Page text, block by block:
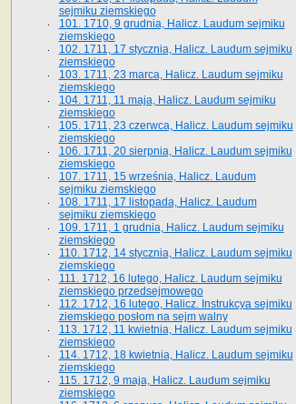
sejmiku ziemskiego
101. 1710, 9 grudnia, Halicz. Laudum sejmiku
ziemskiego
102. 1711, 17 stycznia, Halicz. Laudum sejmiku
ziemskiego
103. 1711, 23 marca, Halicz. Laudum sejmiku
ziemskiego
104. 1711, 11 maja, Halicz. Laudum sejmiku
ziemskiego
105. 1711, 23 czerwca, Halicz. Laudum sejmiku
ziemskiego
106. 1711, 20 sierpnia, Halicz. Laudum sejmiku
ziemskiego
107. 1711, 15 września, Halicz. Laudum
sejmiku ziemskiego
108. 1711, 17 listopada, Halicz. Laudum
sejmiku ziemskiego
109. 1711, 1 grudnia, Halicz. Laudum sejmiku
ziemskiego
110. 1712, 14 stycznia, Halicz. Laudum sejmiku
ziemskiego
111. 1712, 16 lutego, Halicz. Laudum sejmiku
ziemskiego przedsejmowego
112. 1712, 16 lutego, Halicz. Instrukcya sejmiku
ziemskiego posłom na sejm walny
113. 1712, 11 kwietnia, Halicz. Laudum sejmiku
ziemskiego
114. 1712, 18 kwietnia, Halicz. Laudum sejmiku
ziemskiego
115. 1712, 9 maja, Halicz. Laudum sejmiku
ziemskiego